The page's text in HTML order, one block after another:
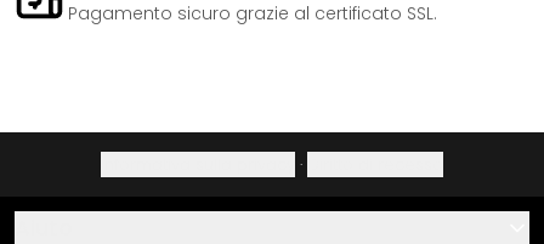
Pagamento sicuro grazie al certificato SSL.
·